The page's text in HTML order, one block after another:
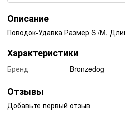
Описание
Поводок-Удавка Размер S /M,
Характеристики
Бренд Bronzedog
Отзывы
Добавьте первый отзыв